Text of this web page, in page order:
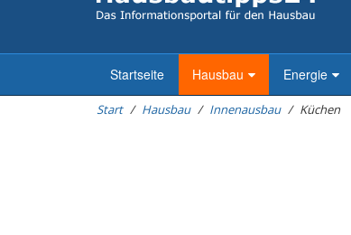
Startseite Hausbau Energie
Start Hausbau Innenausbau Küchen